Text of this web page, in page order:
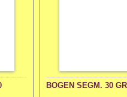
BOGEN SEGM. 30